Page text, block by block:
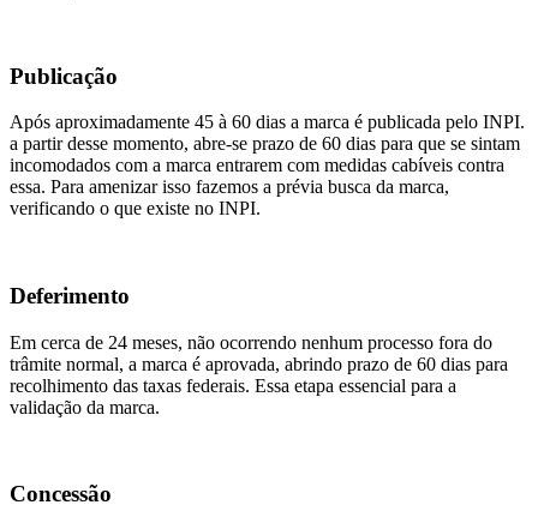
Publicação
Após aproximadamente 45 à 60 dias a marca é publicada pelo INPI.
a partir desse momento, abre-se prazo de 60 dias para que se sintam
incomodados com a marca entrarem com medidas cabíveis contra
essa. Para amenizar isso fazemos a prévia busca da marca,
verificando o que existe no INPI.
Deferimento
Em cerca de 24 meses, não ocorrendo nenhum processo fora do
trâmite normal, a marca é aprovada, abrindo prazo de 60 dias para
recolhimento das taxas federais. Essa etapa essencial para a
validação da marca.
Concessão